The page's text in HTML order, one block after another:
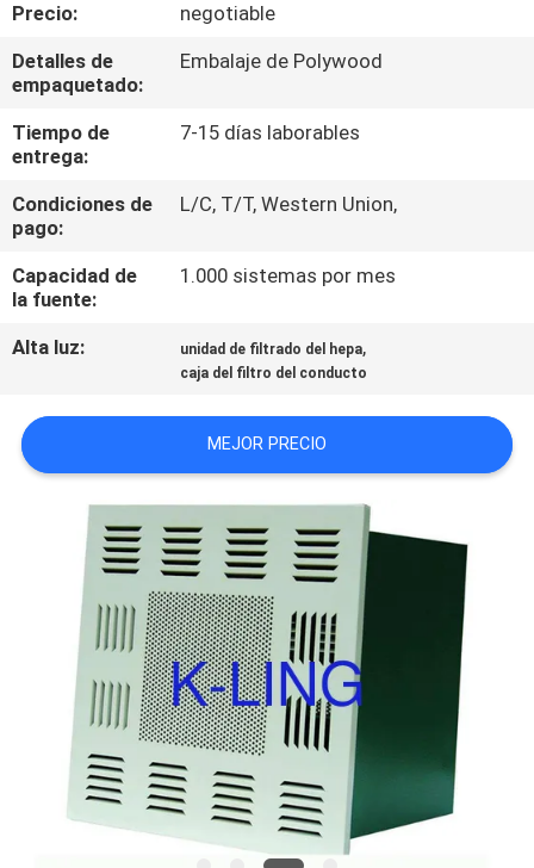
CONTROL
DE
CALIDAD
CONTACTA
CON
NOSOTROS
NOTICIAS
CASOS
DE
TRABAJO
MAPA
SITIO
POLÍTICA
PRIVACIDAD
Precio:
negotiable
Detalles de
empaquetado:
Embalaje de Polywood
Tiempo de
entrega:
7-15 días laborables
Condiciones de
pago:
L/C, T/T, Western Union,
Capacidad de
la fuente:
1.000 sistemas por mes
Alta luz: unidad de filtrado del hepa,
caja del filtro del conducto
MEJOR PRECIO